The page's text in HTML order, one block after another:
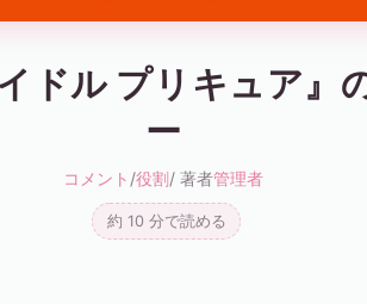
ドル プリキュア』
ー
コメント /役割/ 著者管理者
約 10 分で読める